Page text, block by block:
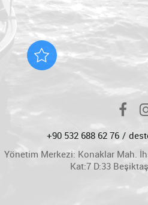
+90 532 688 62 76
Yönetim Merkezi: Konaklar Mah.
Kat:7 D:33